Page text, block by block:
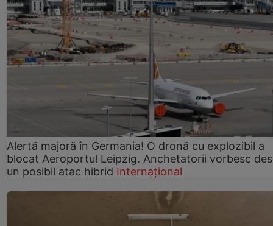
Alertă majoră în Germania! O dronă cu explozibil a
blocat Aeroportul Leipzig. Anchetatorii vorbesc
un posibil atac hibrid Internațional